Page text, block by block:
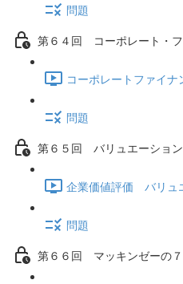
問題
第６４回 コーポレート・
コーポレートファイナ
問題
第６５回 バリュエーショ
企業価値評価 バリュ
問題
第６６回 マッキンゼーの７